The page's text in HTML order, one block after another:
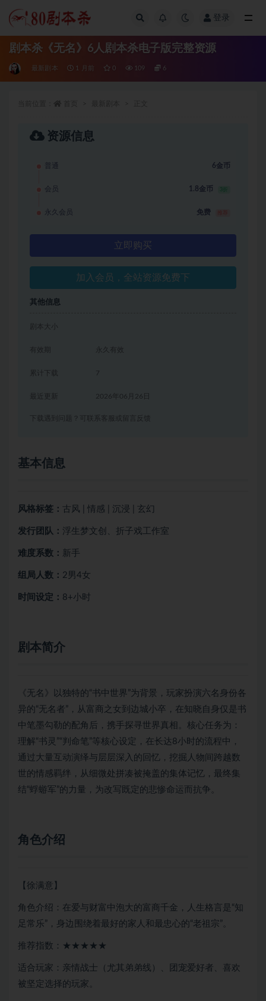
登录
剧本杀《无名》6人剧本杀电子版完整资源
最新剧本 1 月前 0 109 6
资源信息
普通 6金币
会员 1.8金币 3折
永久会员 免费
立即购买
加入会员，全站资源免费下
其他信息
剧本大小
有效期 永久有效
累计下载 7
2026年06月26日
下载遇到问题？可联系客服或留言反馈
基本信息
风格标签： 古风 | 情感 | 沉浸 | 玄幻
发行团队： 浮生梦文创、折子戏工作室
难度系数： 新手
组局人数： 2男4女
时间设定： 8+小时
剧本简介
《无名》以独特的“书中世界”为背景，玩家扮演六名身份各
异的“无名者”，从富商之女到边城小卒，在知晓自身仅是书
中笔墨勾勒的配角后，携手探寻世界真相。核心任务为：
理解“书灵”“判命笔”等核心设定，在长达8小时的流程中，
通过大量互动演绎与层层深入的回忆，挖掘人物间跨越数
世的情感羁绊，从细微处拼凑被掩盖的集体记忆，最终集
结“蜉蝣军”的力量，为改写既定的悲惨命运而抗争。
角色介绍
【徐满意】
角色介绍：在爱与财富中泡大的富商千金，人生格言是“知
足常乐”，身边围绕着最好的家人和最忠心的“老祖宗”。
推荐指数：★★★★★
适合玩家：亲情战士（尤其弟弟线）、团宠爱好者、喜欢
被坚定选择的玩家。